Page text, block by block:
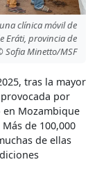
clínica móvil de
Eráti, provincia de
Sofia Minetto/MSF
tras la mayor
por
Mozambique
de 100,000
de ellas